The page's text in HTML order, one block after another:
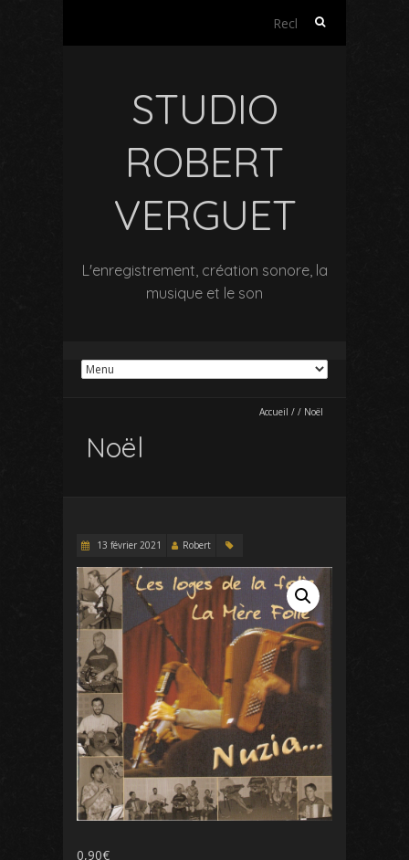
Rechercher :
STUDIO
ROBERT
VERGUET
L'enregistrement, création sonore, la
musique et le son
Accueil / / Noël
Noël
13 février 2021 Robert
0,90€